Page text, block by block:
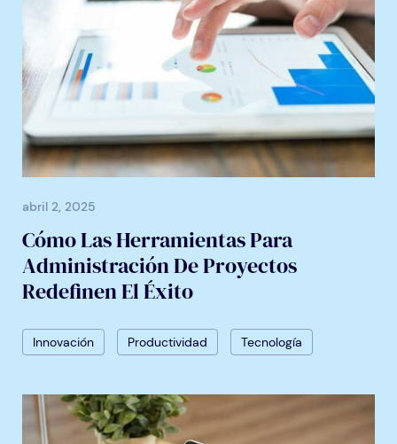
abril 2, 2025
Cómo Las Herramientas Para
Administración De Proyectos
Redefinen El Éxito
Innovación Productividad Tecnología